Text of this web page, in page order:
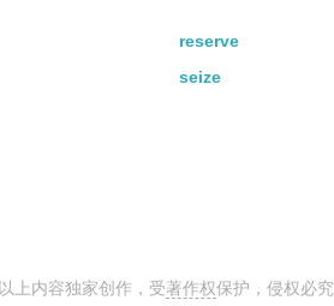
reserve
seize
以上内容独家创作，受著作权保护，侵权必究